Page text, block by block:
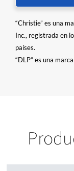
“Christie” es una
Inc., registrada en
países.
“DLP” es una